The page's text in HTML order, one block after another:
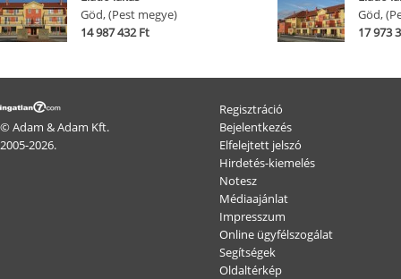
Göd, (Pest megye)
14 987 432 Ft
Göd,
17 973
© Adam & Adam Kft.
2005-2026.
Regisztráció
Bejelentkezés
Elfelejtett jelszó
Hirdetés-kiemelés
Notesz
Médiaajánlat
Impresszum
Online ügyfélszogálat
Segítségek
Oldaltérkép